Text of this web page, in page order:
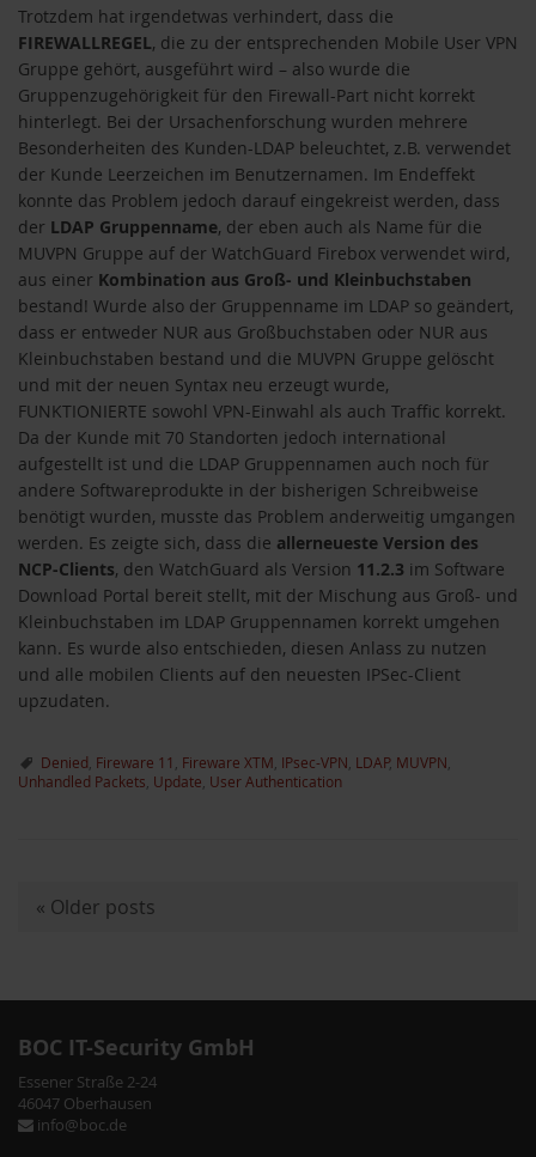
Trotzdem hat irgendetwas verhindert, dass die
FIREWALLREGEL, die zu der entsprechenden Mobile User VPN
Gruppe gehört, ausgeführt wird – also wurde die
Gruppenzugehörigkeit für den Firewall-Part nicht korrekt
hinterlegt. Bei der Ursachenforschung wurden mehrere
Besonderheiten des Kunden-LDAP beleuchtet, z.B. verwendet
der Kunde Leerzeichen im Benutzernamen. Im Endeffekt
konnte das Problem jedoch darauf eingekreist werden, dass
der LDAP Gruppenname, der eben auch als Name für die
MUVPN Gruppe auf der WatchGuard Firebox verwendet wird,
aus einer Kombination aus Groß- und Kleinbuchstaben
bestand! Wurde also der Gruppenname im LDAP so geändert,
dass er entweder NUR aus Großbuchstaben oder NUR aus
Kleinbuchstaben bestand und die MUVPN Gruppe gelöscht
und mit der neuen Syntax neu erzeugt wurde,
FUNKTIONIERTE sowohl VPN-Einwahl als auch Traffic korrekt.
Da der Kunde mit 70 Standorten jedoch international
aufgestellt ist und die LDAP Gruppennamen auch noch für
andere Softwareprodukte in der bisherigen Schreibweise
benötigt wurden, musste das Problem anderweitig umgangen
werden. Es zeigte sich, dass die allerneueste Version des
NCP-Clients, den WatchGuard als Version 11.2.3 im Software
Download Portal bereit stellt, mit der Mischung aus Groß- und
Kleinbuchstaben im LDAP Gruppennamen korrekt umgehen
kann. Es wurde also entschieden, diesen Anlass zu nutzen
und alle mobilen Clients auf den neuesten IPSec-Client
upzudaten.
Denied, Fireware 11 , Fireware XTM, IPsec-VPN, LDAP, MUVPN,
Unhandled Packets, Update, User Authentication
s
t
N
a
« Older posts
BOC IT-Security GmbH
Essener Straße 2-24
46047 Oberhausen
info@boc.de